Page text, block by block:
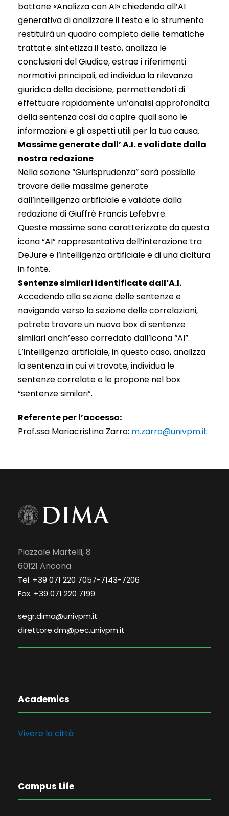
bottone «Analizza con AI» chiedendo all’AI
generativa di analizzare il testo e lo strumento
restituirà un quadro completo delle tematiche
trattate: sintetizza il testo, analizza le
conclusioni del Giudice, estrae i riferimenti
normativi principali, ed individua la rilevanza
giuridica della decisione, permettendoti di
effettuare rapidamente un’analisi approfondita
della sentenza così da capire quali sono le
informazioni e gli aspetti utili per la tua causa.
Massime generate dall’ A.I. e validate dalla
nostra redazione
Nella sezione “Giurisprudenza” sarà possibile
trovare delle massime generate
dall’intelligenza artificiale e validate dalla
redazione di Giuffrè Francis Lefebvre.
Queste massime sono caratterizzate da questa
icona “AI” rappresentativa dell’interazione tra
DeJure e l’intelligenza artificiale e di una dicitura
in fonte.
Sentenze similari identificate dall’A.I.
Accedendo alla sezione delle sentenze e
navigando verso la sezione delle correlazioni,
potrete trovare un nuovo box di sentenze
similari anch’esso corredato dall’icona “AI”.
L’intelligenza artificiale, in questo caso, analizza
la sentenza in cui vi trovate, individua le
sentenze correlate e le propone nel box
“sentenze similari”.
Referente per l’accesso:
Prof.ssa Mariacristina Zarro: m.zarro@univpm.it
Piazzale Martelli, 8
60121 Ancona
Tel. +39 071 220 7057-7143-7206
Fax. +39 071 220 7199
segr.dima@univpm.it
direttore.dm@pec.univpm.it
Academics
Vivere la città
Campus Life